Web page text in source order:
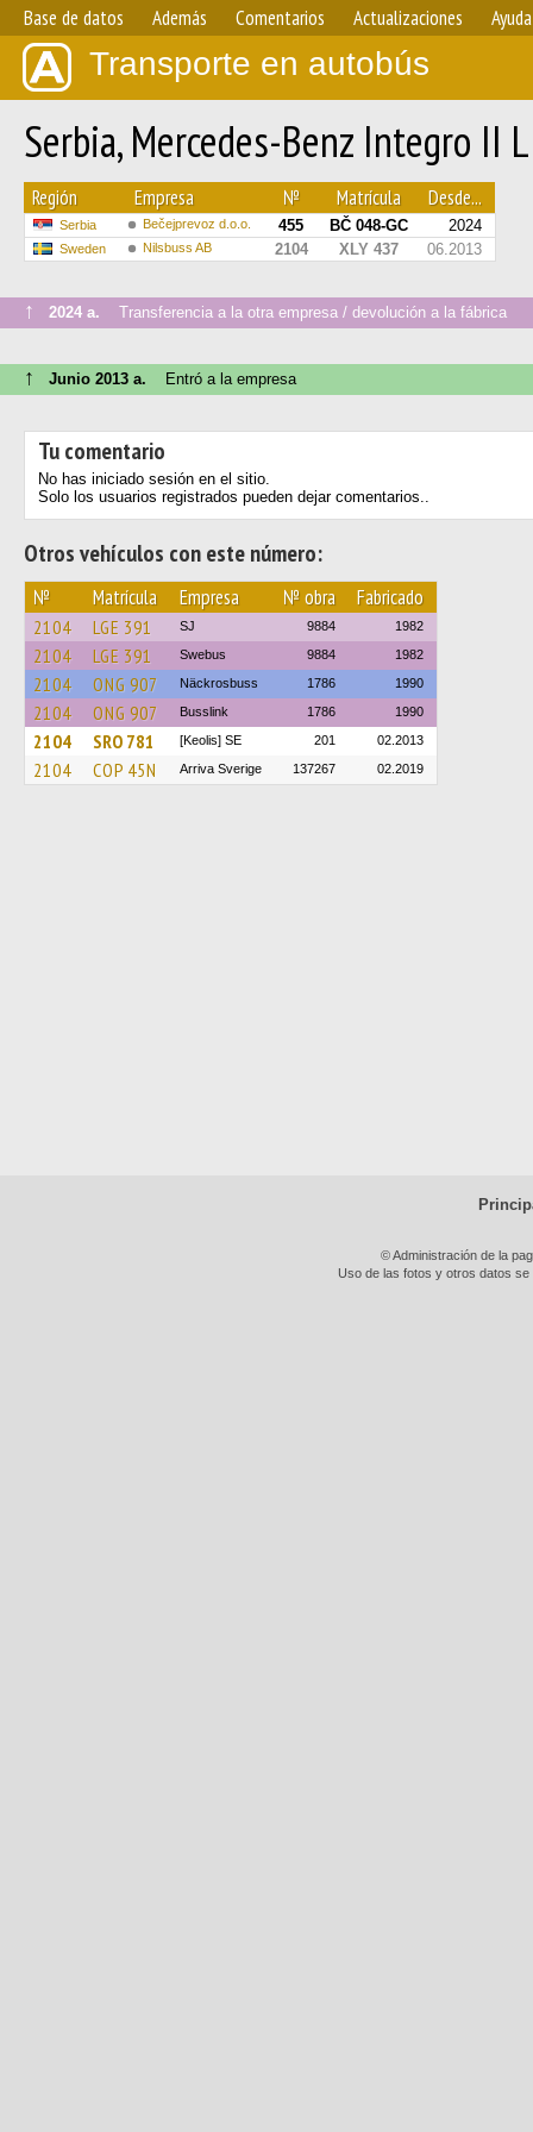
Base de datos Además Comentarios Actualizaciones Ayuda
Transporte en autobús
Serbia, Mercedes-Benz Integro II
Región Empresa № Matrícula Desde...
Serbia Bečejprevoz d.o.o. 455 BČ 048-GC 2024
Sweden Nilsbuss AB 2104 XLY 437 06.2013
↑ 2024 a. Transferencia a la otra empresa / devolución a la fábrica
↑ Junio 2013 a. Entró a la empresa
Tu comentario
No has iniciado sesión en el sitio.
Solo los usuarios registrados pueden dejar comentarios..
Otros vehículos con este número:
№ Matrícula Empresa № obra Fabricado
2104 LGE 391 SJ 9884 1982
2104 LGE 391 Swebus 9884 1982
2104 ONG 907 Näckrosbuss 1786 1990
2104 ONG 907 Busslink 1786 1990
2104 SRO 781 [Keolis] SE 201 02.2013
2104 COP 45N Arriva Sverige 137267 02.2019
© Administración de la
Uso de las fotos y otros datos